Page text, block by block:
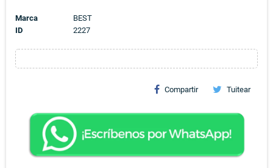
Marca
BEST
ID
2227
Compartir Tuitear